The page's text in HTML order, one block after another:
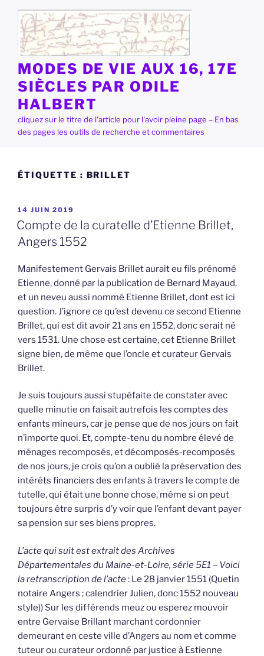
contenu
principal
MODES DE VIE AUX 16, 17E
SIÈCLES PAR ODILE
HALBERT
cliquez sur le titre de l'article pour l'avoir pleine page – En bas
des pages les outils de recherche et commentaires
ÉTIQUETTE : BRILLET
PUBLIÉ
LE
14 JUIN 2019
Compte de la curatelle d’Etienne Brillet,
Angers 1552
Manifestement Gervais Brillet aurait eu fils prénomé
Etienne, donné par la publication de Bernard Mayaud,
et un neveu aussi nommé Etienne Brillet, dont est ici
question. J’ignore ce qu’est devenu ce second Etienne
Brillet, qui est dit avoir 21 ans en 1552, donc serait né
vers 1531. Une chose est certaine, cet Etienne Brillet
signe bien, de même que l’oncle et curateur Gervais
Brillet.
Je suis toujours aussi stupéfaite de constater avec
quelle minutie on faisait autrefois les comptes des
enfants mineurs, car je pense que de nos jours on fait
n’importe quoi. Et, compte-tenu du nombre élevé de
ménages recomposés, et décomposés-recomposés
de nos jours, je crois qu’on a oublié la préservation des
intérêts financiers des enfants à travers le compte de
tutelle, qui était une bonne chose, même si on peut
toujours être surpris d’y voir que l’enfant devant payer
sa pension sur ses biens propres.
L’acte qui suit est extrait des Archives
Départementales du Maine-et-Loire, série 5E1 – Voici
la retranscription de l’acte: Le 28 janvier 1551 (Quetin
notaire Angers ; calendrier Julien, donc 1552 nouveau
style)) Sur les différends meuz ou esperez mouvoir
entre Gervaise Brillant marchant cordonnier
demeurant en ceste ville d’Angers au nom et comme
tuteur ou curateur ordonné par justice à Estienne